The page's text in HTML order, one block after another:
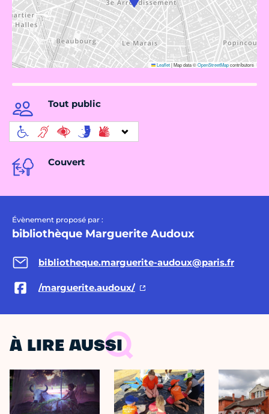
Leaflet|Map data ©OpenStreetMapcontributors
Tout public
Couvert
Évènement proposé par :
bibliothèque Marguerite Audoux
bibliotheque.marguerite-audoux@paris.fr
/marguerite.audoux/
À LIRE AUSSI